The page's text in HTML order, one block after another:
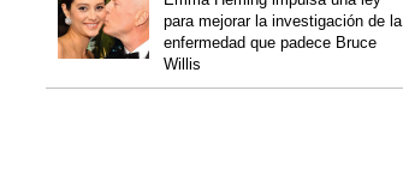
para mejorar la investigación de la
enfermedad que padece Bruce
Willis